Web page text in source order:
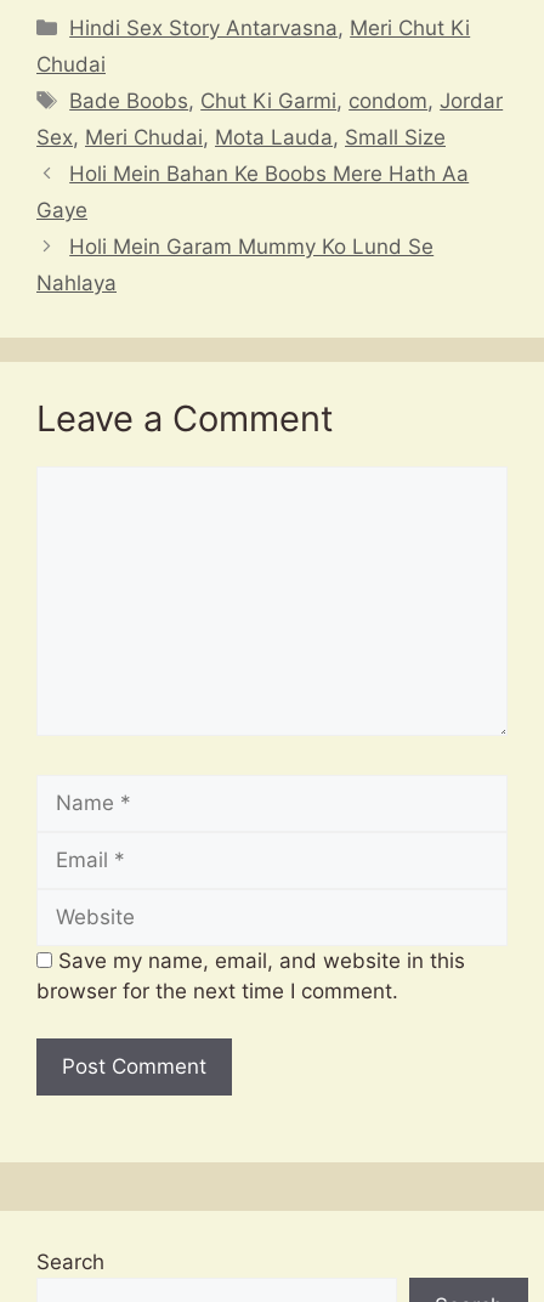
h
a
t
s
A
p
p
h
e
a
d
e
e
g
r
m
a
e
b
o
k
n
p
c
h
t
Categories
Hindi Sex Story Antarvasna, Meri Chut Ki
Chudai
Tags
Bade Boobs, Chut Ki Garmi, condom,Jordar
Sex, Meri Chudai, Mota Lauda, Small Size
Holi Mein Bahan Ke Boobs Mere Hath Aa
Gaye
Holi Mein Garam Mummy Ko Lund Se
Nahlaya
Leave a Comment
Name
Email
Website
Save my name, email, and website in this
browser for the next time I comment.
Search